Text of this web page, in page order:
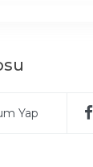
Yap